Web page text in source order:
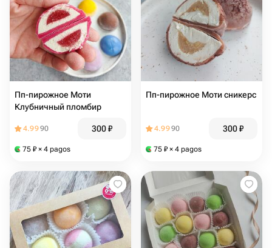
Пп-пирожное Моти
Клубничный пломбир
4.9990 300₽
75 ₽ × 4 pagos
Пп-пирожное Моти сникерс
4.9990 300₽
75 ₽ × 4 pagos